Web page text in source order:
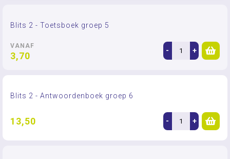
Blits 2 - Toetsboek groep 5
VANAF
3,70 - +
Blits 2 - Antwoordenboek groep 6
13,50 - +